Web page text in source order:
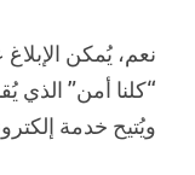
نعم، يُمكن
“كلنا أمن” الذي
ويُتيح خدمة